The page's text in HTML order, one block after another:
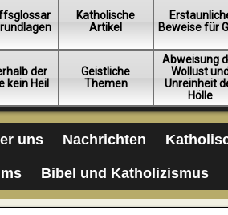
Katholische
Artikel
Beweise für
der
kein Heil
Geistliche
Themen
Abweisung
Wollust
Unreinheit
Hölle
uns Nachrichten
Bibel und Katholizismus